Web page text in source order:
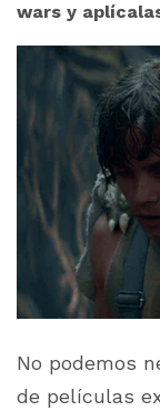
wars y
No podemos
de películas